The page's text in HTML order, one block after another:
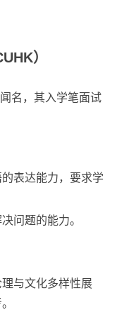
）
名，其入学笔面试
表达能力，要求学
问题的能力。
与文化多样性展